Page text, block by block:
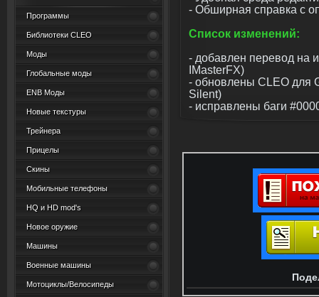
Программы
Библиотеки CLEO
Моды
Глобальные моды
ENB Моды
Новые текстуры
Трейнера
Прицелы
Скины
Мобильные телефоны
HQ и HD mod's
Новое оружие
Машины
Военные машины
Мотоциклы/Велосипеды
- Обширная справка с
Список изменений:
- добавлен перевод на
IMasterFX)
- обновлены CLEO для
Silent)
- исправлены баги